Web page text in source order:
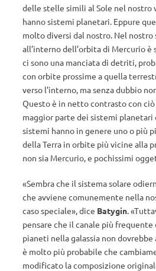
delle stelle simili al Sole nel
hanno sistemi planetari. Eppure
molto diversi dal nostro. Nel nostro
all’interno dell’orbita di Mercurio
ci sono una manciata di detriti,
con orbite prossime a quella
verso l’interno, ma senza dubbio
Questo è in netto contrasto con ciò
maggior parte dei sistemi planetari
sistemi hanno in genere uno o più
della Terra in orbite più vicine alla
non sia Mercurio, e pochissimi
«Sembra che il sistema solare
che avviene comunemente nella
caso speciale», dice Batygin.
pensare che il canale più
pianeti nella galassia non
è molto più probabile che
modificato la composizione